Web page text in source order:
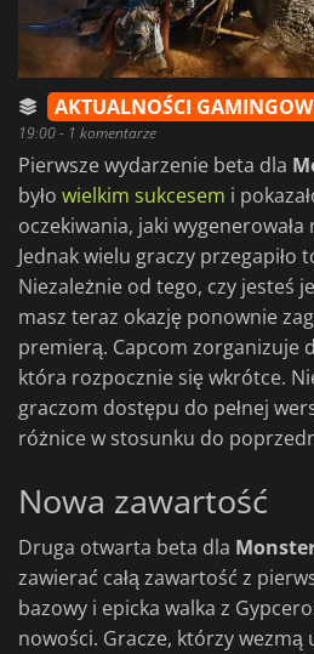
AKTUALNOŚCI
19:00- 1 komentarze
Pierwsze wydarzenie beta dla
było wielkim sukcesem i
oczekiwania, jaki
Jednak wielu graczy przegapiło
Niezależnie od tego, czy jesteś
masz teraz okazję ponownie
premierą. Capcom zorganizuje
która rozpocznie się wkrótce.
graczom dostępu do pełnej
różnice w stosunku do
Nowa zawartość
Druga otwarta beta dla
zawierać całą zawartość z
bazowy i epicka walka z
nowości. Gracze, którzy wezmą